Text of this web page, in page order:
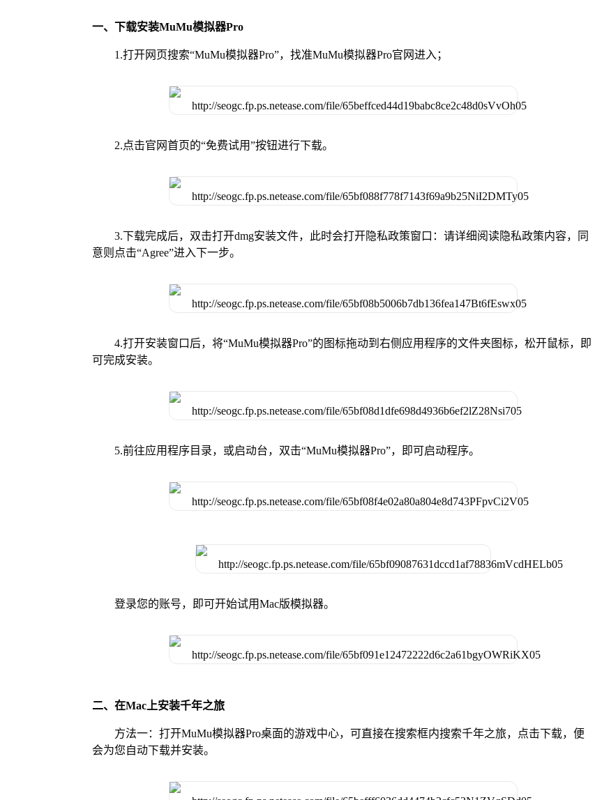
一、下载安装MuMu模拟器Pro
1.打开网页搜索“MuMu模拟器Pro”，找准MuMu模拟器Pro官网进入；
2.点击官网首页的“免费试用”按钮进行下载。
3.下载完成后，双击打开dmg安装文件，此时会打开隐私政策窗口：请详细阅读隐私政策内容，同
意则点击“Agree”进入下一步。
4.打开安装窗口后，将“MuMu模拟器Pro”的图标拖动到右侧应用程序的文件夹图标，松开鼠标，即
可完成安装。
5.前往应用程序目录，或启动台，双击“MuMu模拟器Pro”，即可启动程序。
登录您的账号，即可开始试用Mac版模拟器。
二、在Mac上安装千年之旅
方法一：打开MuMu模拟器Pro桌面的游戏中心，可直接在搜索框内搜索千年之旅，点击下载，便
会为您自动下载并安装。